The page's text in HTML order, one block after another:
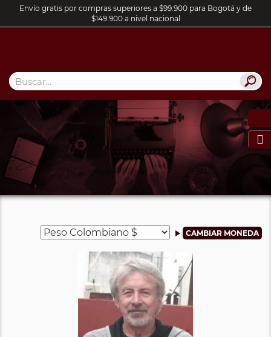
Envío gratis por compras superiores a $99.900 para Bogotá y de
$149.900 a nivel nacional
